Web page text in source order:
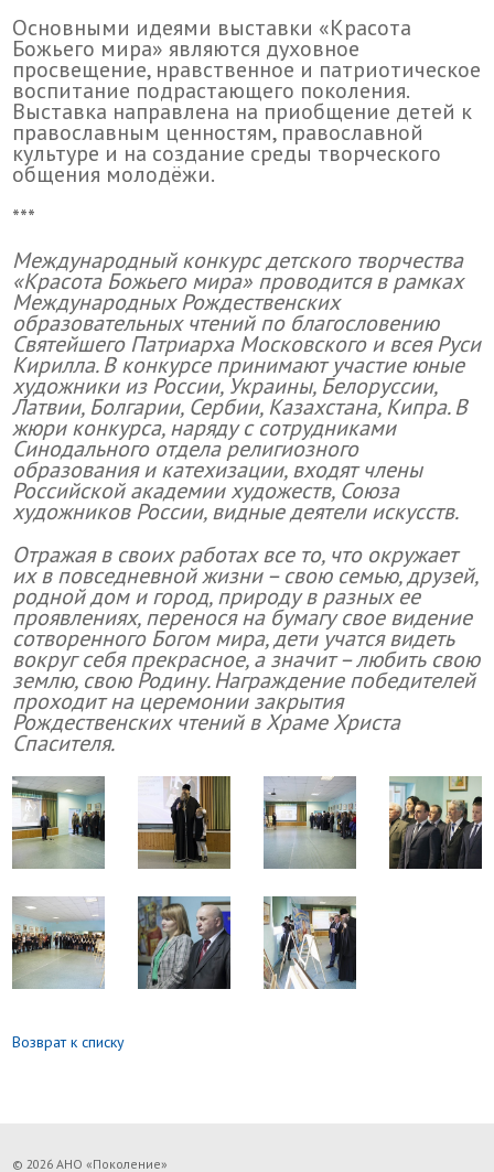
Основными идеями выставки «Красота
Божьего мира» являются духовное
просвещение, нравственное и патриотическое
воспитание подрастающего поколения.
Выставка направлена на приобщение детей к
православным ценностям, православной
культуре и на создание среды творческого
общения молодёжи.
***
Международный конкурс детского творчества
«Красота Божьего мира» проводится в рамках
Международных Рождественских
образовательных чтений по благословению
Святейшего Патриарха Московского и всея Руси
Кирилла. В конкурсе принимают участие юные
художники из России, Украины, Белоруссии,
Латвии, Болгарии, Сербии, Казахстана, Кипра. В
жюри конкурса, наряду с сотрудниками
Синодального отдела религиозного
образования и катехизации, входят члены
Российской академии художеств, Союза
художников России, видные деятели искусств.
Отражая в своих работах все то, что окружает
их в повседневной жизни – свою семью, друзей,
родной дом и город, природу в разных ее
проявлениях, перенося на бумагу свое видение
сотворенного Богом мира, дети учатся видеть
вокруг себя прекрасное, а значит – любить свою
землю, свою Родину. Награждение победителей
проходит на церемонии закрытия
Рождественских чтений в Храме Христа
Спасителя.
Возврат к списку
© 2026 АНО «Поколение»